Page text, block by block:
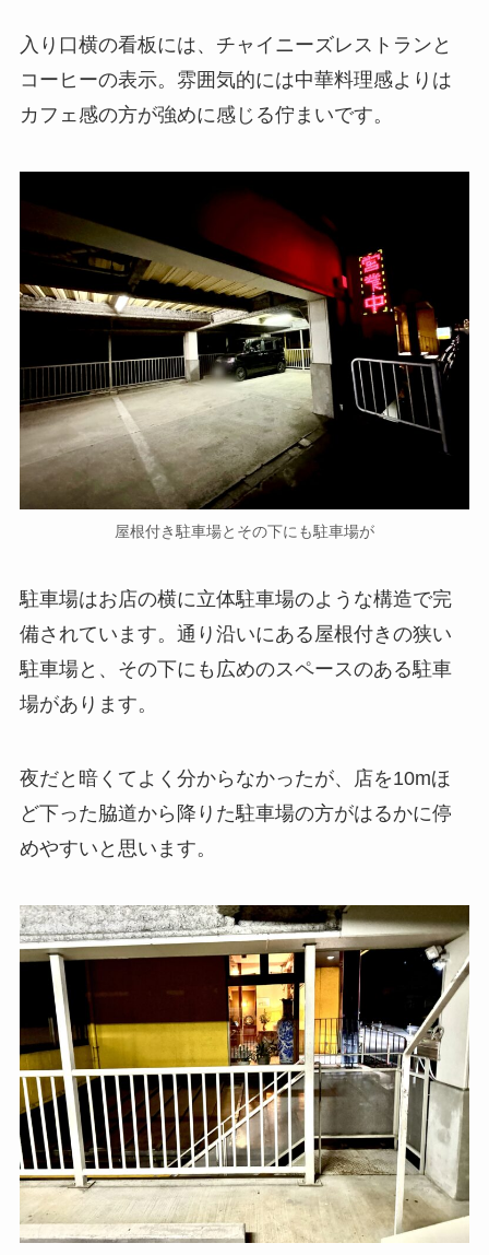
入り口横の看板には、チャイニーズレストランと
コーヒーの表示。雰囲気的には中華料理感よりは
カフェ感の方が強めに感じる佇まいです。
屋根付き駐車場とその下にも駐車場が
駐車場はお店の横に立体駐車場のような構造で完
備されています。通り沿いにある屋根付きの狭い
駐車場と、その下にも広めのスペースのある駐車
場があります。
夜だと暗くてよく分からなかったが、店を10mほ
ど下った脇道から降りた駐車場の方がはるかに停
めやすいと思います。